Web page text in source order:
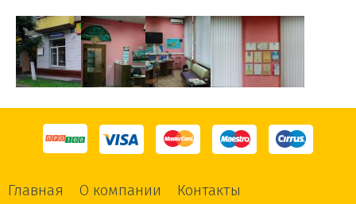
Главная О компании Контакты